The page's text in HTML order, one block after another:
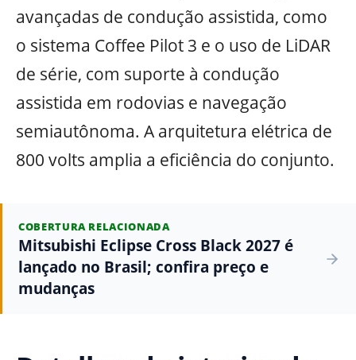
avançadas de condução assistida, como
o sistema Coffee Pilot 3 e o uso de LiDAR
de série, com suporte à condução
assistida em rodovias e navegação
semiautônoma. A arquitetura elétrica de
800 volts amplia a eficiência do conjunto.
COBERTURA RELACIONADA
Mitsubishi Eclipse Cross Black 2027 é
lançado no Brasil; confira preço e
mudanças